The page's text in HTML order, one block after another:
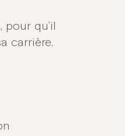
qu’il
carrière.